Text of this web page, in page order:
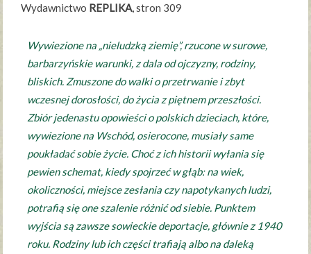
Wydawnictwo REPLIKA, stron 309
Wywiezione na „nieludzką ziemię”, rzucone w surowe,
barbarzyńskie warunki, z dala od ojczyzny, rodziny,
bliskich. Zmuszone do walki o przetrwanie i zbyt
wczesnej dorosłości, do życia z piętnem przeszłości.
Zbiór jedenastu opowieści o polskich dzieciach, które,
wywiezione na Wschód, osierocone, musiały same
poukładać sobie życie. Choć z ich historii wyłania się
pewien schemat, kiedy spojrzeć w głąb: na wiek,
okoliczności, miejsce zesłania czy napotykanych ludzi,
potrafią się one szalenie różnić od siebie. Punktem
wyjścia są zawsze sowieckie deportacje, głównie z 1940
roku. Rodziny lub ich części trafiają albo na daleką